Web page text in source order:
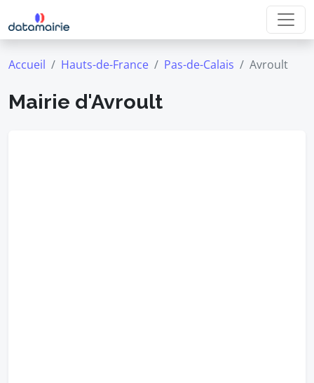
Accueil Hauts-de-France Pas-de-Calais Avroult
Mairie d'Avroult